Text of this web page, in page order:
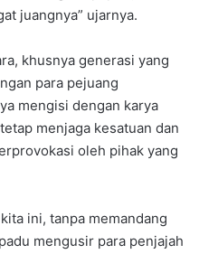
juangnya” ujarnya.
khusnya generasi yang
para pejuang
mengisi dengan karya
menjaga kesatuan dan
oleh pihak yang
ini, tanpa memandang
mengusir para penjajah